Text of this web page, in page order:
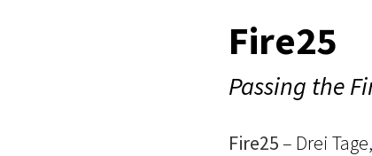
Fire25
Passing the
Fire25– Drei